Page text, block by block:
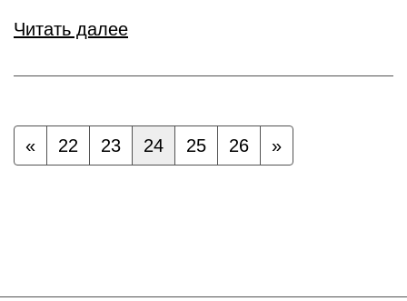
Читать далее
« 22 23 24 25 26 »